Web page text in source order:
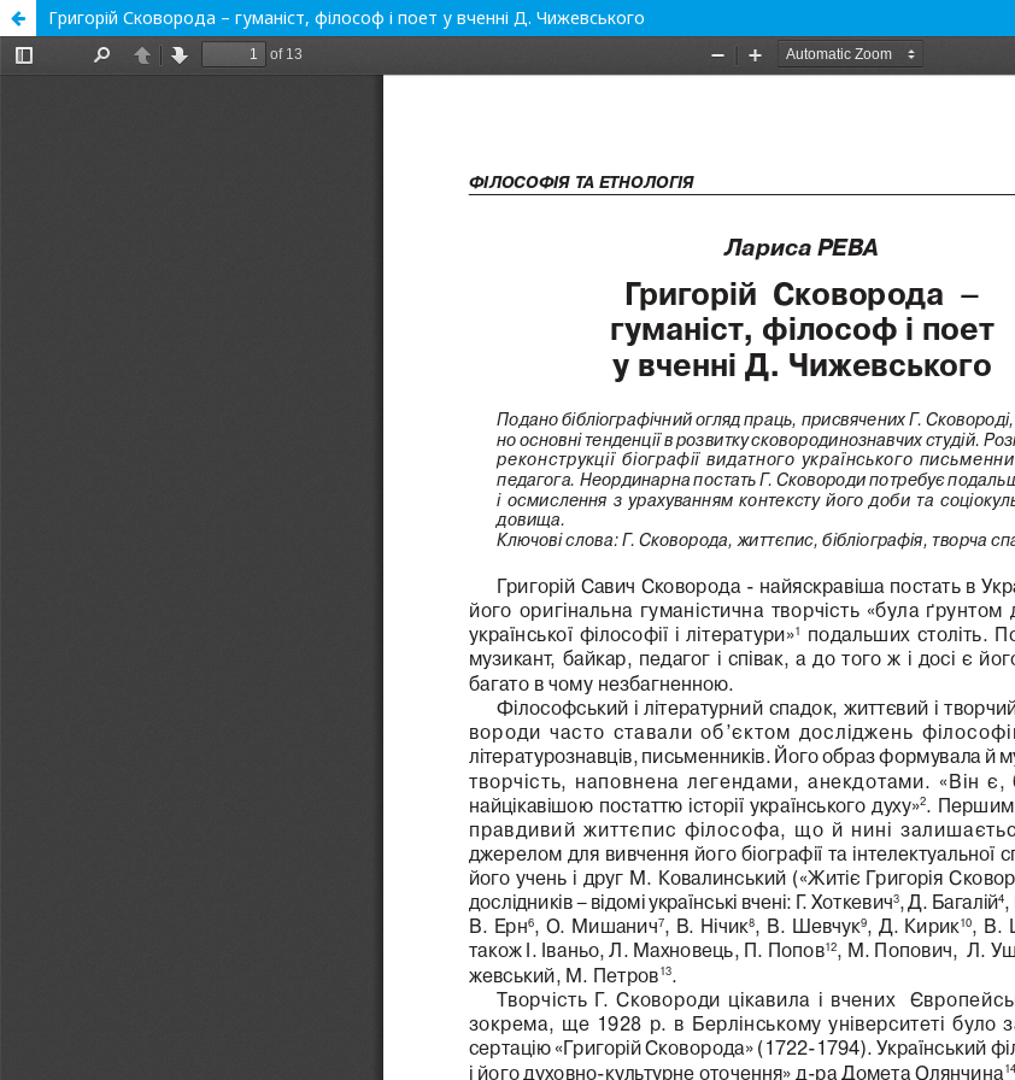
Григорій Сковорода – гуманіст, філософ і поет у вченні Д. Чижевського